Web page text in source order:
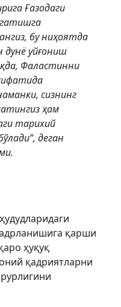
Ғазодаги
бу ниҳоятда
дунё уйғониш
Фаластинни
сизнинг
ҳам
тарихий
деган
қарши
ҳуқуқ
қадриятларни